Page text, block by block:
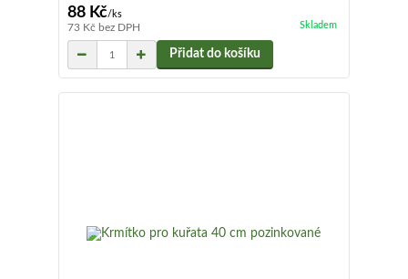
88 Kč/ks
73 Kč bez DPH Skladem
Přidat do košíku